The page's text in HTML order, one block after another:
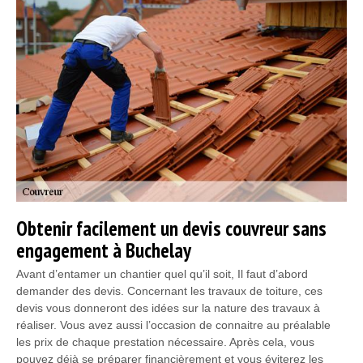
Obtenir facilement un devis couvreur sans
engagement à Buchelay
Avant d’entamer un chantier quel qu’il soit, Il faut d’abord
demander des devis. Concernant les travaux de toiture, ces
devis vous donneront des idées sur la nature des travaux à
réaliser. Vous avez aussi l’occasion de connaitre au préalable
les prix de chaque prestation nécessaire. Après cela, vous
pouvez déjà se préparer financièrement et vous éviterez les